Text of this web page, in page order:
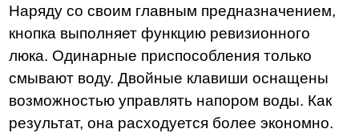
Наряду со своим главным предназначением,
кнопка выполняет функцию ревизионного
люка. Одинарные приспособления только
смывают воду. Двойные клавиши оснащены
возможностью управлять напором воды. Как
результат, она расходуется более экономно.